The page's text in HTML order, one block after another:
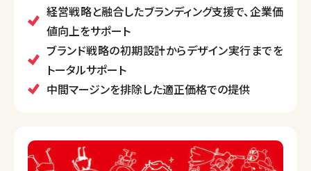
特に、オーダーメイドのブランディングプロジェクトに
より、クライアントの目指す企業像に合わせた最適なデ
ザインとコンセプトを創出しています。
経営戦略と融合したブランディング支援で、企業価
値向上をサポート
ブランド戦略の初期設計からデザイン実行までを
トータルサポート
中間マージンを排除した適正価格での提供